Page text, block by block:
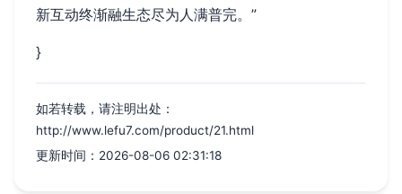
新互动终渐融生态尽为人满普完。”
}
如若转载，请注明出处：
http://www.lefu7.com/product/21.html
更新时间：2026-08-06 02:31:18